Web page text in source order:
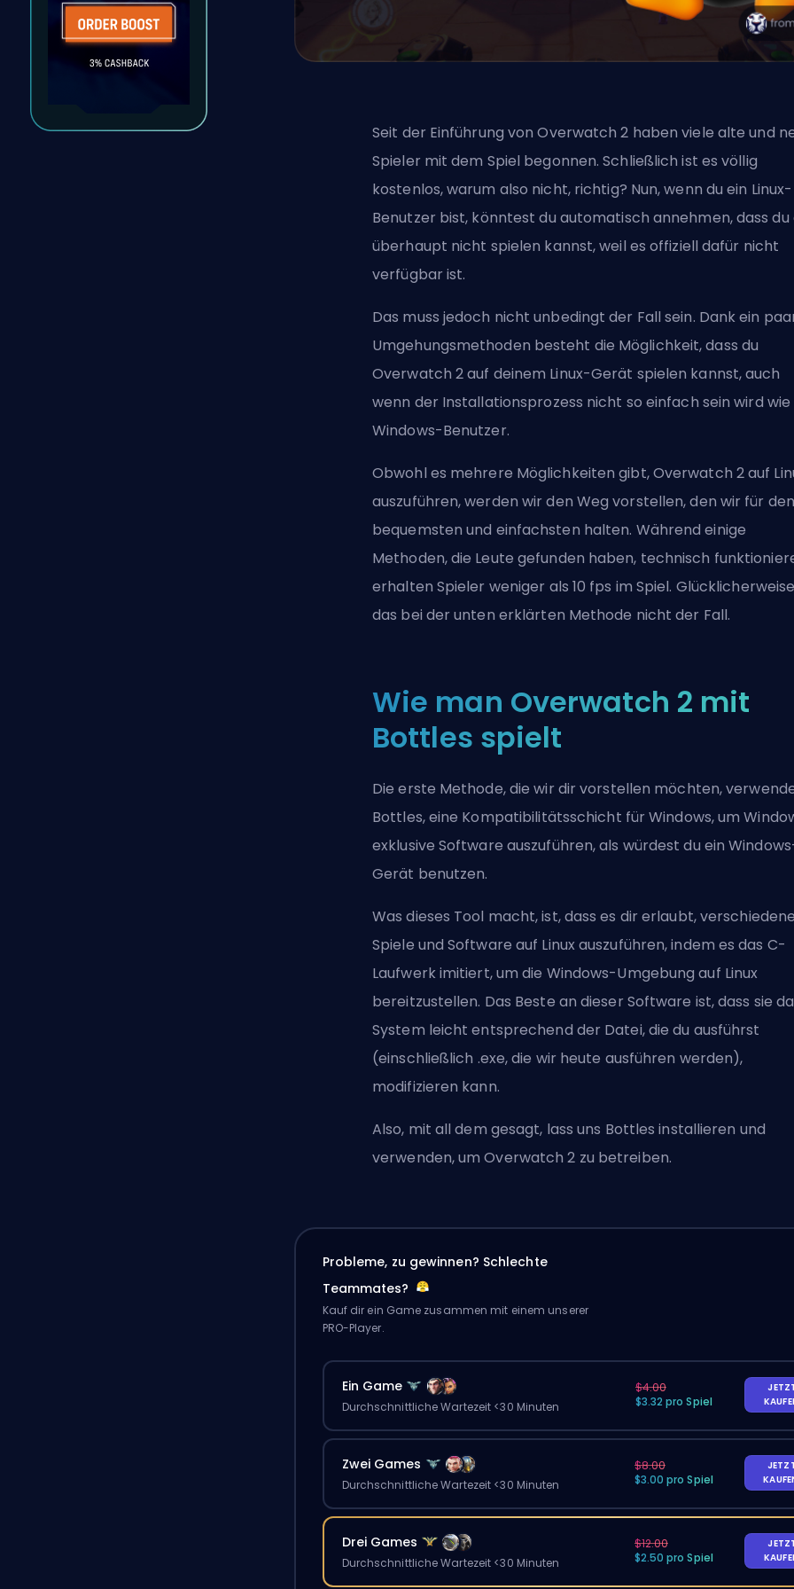
Seit der Einführung von Overwatch 2 haben viele alte und
Spieler mit dem Spiel begonnen. Schließlich ist es völlig
kostenlos, warum also nicht, richtig? Nun, wenn du ein Linux-
Benutzer bist, könntest du automatisch annehmen, dass du
überhaupt nicht spielen kannst, weil es offiziell dafür nicht
verfügbar ist.
Das muss jedoch nicht unbedingt der Fall sein. Dank ein
Umgehungsmethoden besteht die Möglichkeit, dass du
Overwatch 2 auf deinem Linux-Gerät spielen kannst, auch
wenn der Installationsprozess nicht so einfach sein wird wie
Windows-Benutzer.
Obwohl es mehrere Möglichkeiten gibt, Overwatch 2 auf
auszuführen, werden wir den Weg vorstellen, den wir für den
bequemsten und einfachsten halten. Während einige
Methoden, die Leute gefunden haben, technisch
erhalten Spieler weniger als 10 fps im Spiel.
das bei der unten erklärten Methode nicht der Fall.
Wie man Overwatch 2 mit
Bottles spielt
Die erste Methode, die wir dir vorstellen möchten,
Bottles, eine Kompatibilitätsschicht für Windows, um
exklusive Software auszuführen, als würdest du ein
Gerät benutzen.
Was dieses Tool macht, ist, dass es dir erlaubt, verschiedene
Spiele und Software auf Linux auszuführen, indem es das C-
Laufwerk imitiert, um die Windows-Umgebung auf Linux
bereitzustellen. Das Beste an dieser Software ist, dass sie
System leicht entsprechend der Datei, die du ausführst
(einschließlich .exe, die wir heute ausführen werden),
modifizieren kann.
Also, mit all dem gesagt, lass uns Bottles installieren und
verwenden, um Overwatch 2 zu betreiben.
Probleme, zu gewinnen? Schlechte
Teammates?
Kauf dir ein Game zusammen mit einem unserer
PRO-Player.
Ein Game
Durchschnittliche Wartezeit <30 Minuten
$4.00
$3.32 pro Spiel
Zwei Games
Durchschnittliche Wartezeit <30 Minuten
$8.00
$3.00 pro Spiel
Drei Games
Durchschnittliche Wartezeit <30 Minuten
$12.00
$2.50 pro Spiel